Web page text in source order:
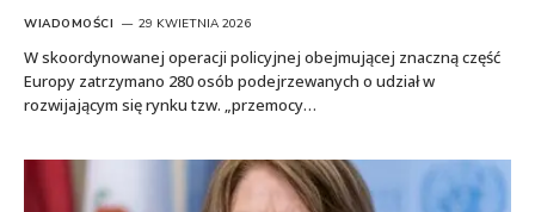
WIADOMOŚCI 29 KWIETNIA 2026
W skoordynowanej operacji policyjnej obejmującej znaczną część
Europy zatrzymano 280 osób podejrzewanych o udział w
rozwijającym się rynku tzw. „przemocy…